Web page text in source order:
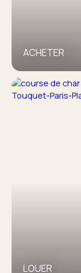
ACHETER
LOUER